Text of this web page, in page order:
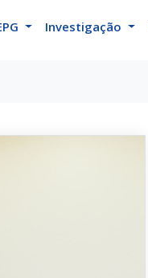
Investigação